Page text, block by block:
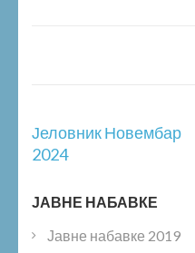
Post
navigation
Јеловник Новембар
2024
ЈАВНЕ НАБАВКЕ
Јавне набавке 2019